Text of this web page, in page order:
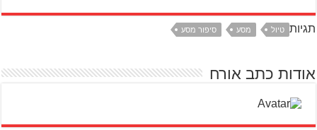
תגיות טיול מסע סיפור מסע
אודות כתב אורח